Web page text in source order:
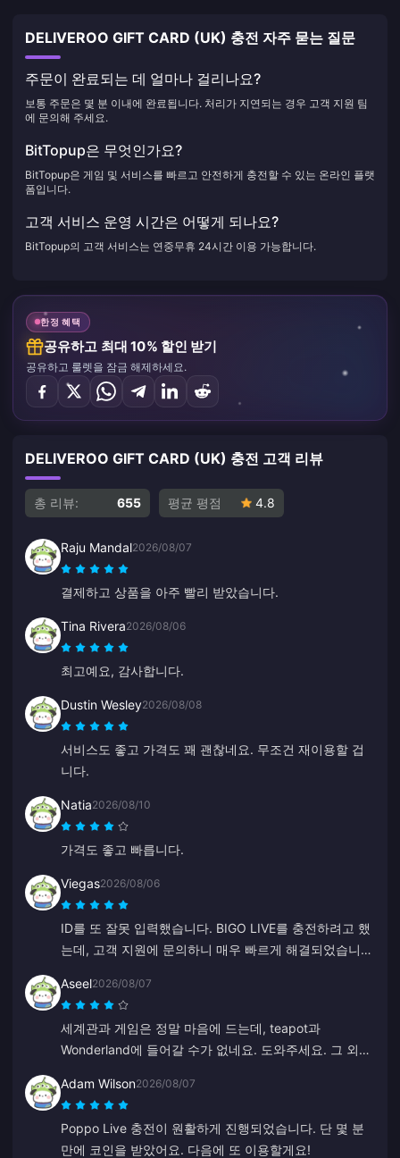
DELIVEROO GIFT CARD (UK) 충전 자주 묻는 질문
주문이 완료되는 데 얼마나 걸리나요?
보통 주문은 몇 분 이내에 완료됩니다. 처리가 지연되는 경우 고객 지원 팀
에 문의해 주세요.
BitTopup은 무엇인가요?
BitTopup은 게임 및 서비스를 빠르고 안전하게 충전할 수 있는 온라인 플랫
폼입니다.
고객 서비스 운영 시간은 어떻게 되나요?
BitTopup의 고객 서비스는 연중무휴 24시간 이용 가능합니다.
한정 혜택
공유하고 최대 10% 할인 받기
공유하고 룰렛을 잠금 해제하세요.
DELIVEROO GIFT CARD (UK) 충전 고객 리뷰
총 리뷰: 655 평균 평점 4.8
Raju Mandal2026/08/07
결제하고 상품을 아주 빨리 받았습니다.
Tina Rivera2026/08/06
최고예요, 감사합니다.
Dustin Wesley2026/08/08
서비스도 좋고 가격도 꽤 괜찮네요. 무조건 재이용할 겁
니다.
Natia2026/08/10
가격도 좋고 빠릅니다.
Viegas2026/08/06
ID를 또 잘못 입력했습니다. BIGO LIVE를 충전하려고 했
는데, 고객 지원에 문의하니 매우 빠르게 해결되었습니
사드립니다.
Aseel2026/08/07
세계관과 게임은 정말 마음에 드는데, teapot과
Wonderland에 들어갈 수가 없네요. 도와주세요. 그 외에
Adam Wilson2026/08/07
Poppo Live 충전이 원활하게 진행되었습니다. 단 몇 분
만에 코인을 받았어요. 다음에 또 이용할게요!